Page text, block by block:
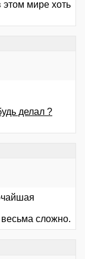
мире хоть
делал ?
сложно.